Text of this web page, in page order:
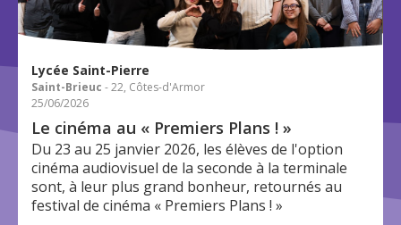
Lycée Saint-Pierre
Saint-Brieuc - 22, Côtes-d'Armor
25/06/2026
Le cinéma au « Premiers Plans ! »
Du 23 au 25 janvier 2026, les élèves de l'option
cinéma audiovisuel de la seconde à la terminale
sont, à leur plus grand bonheur, retournés au
festival de cinéma « Premiers Plans ! »